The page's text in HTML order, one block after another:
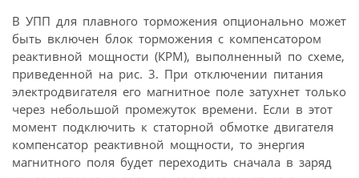
В УПП для плавного торможения опционально может
быть включен блок торможения с компенсатором
реактивной мощности (КРМ), выполненный по схеме,
приведенной на рис. 3. При отключении питания
электродвигателя его магнитное поле затухнет только
через небольшой промежуток времени. Если в этот
момент подключить к статорной обмотке двигателя
компенсатор реактивной мощности, то энергия
магнитного поля будет переходить сначала в заряд